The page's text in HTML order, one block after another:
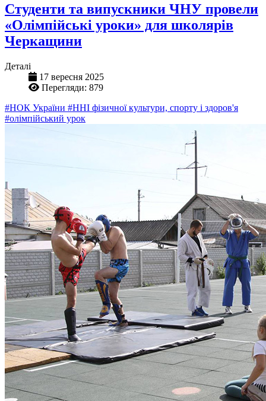
Студенти та випускники ЧНУ провели
«Олімпійські уроки» для школярів
Черкащини
Деталі
17 вересня 2025
Перегляди: 879
#НОК України #ННІ фізичної культури, спорту і здоров'я
#олімпійський урок